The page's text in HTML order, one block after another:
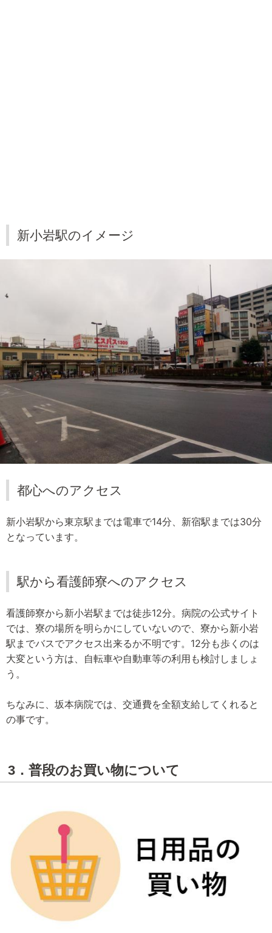
新小岩駅のイメージ
都心へのアクセス
新小岩駅から東京駅までは電車で14分、新宿駅までは30分
となっています。
駅から看護師寮へのアクセス
看護師寮から新小岩駅までは徒歩12分。病院の公式サイト
では、寮の場所を明らかにしていないので、寮から新小岩
駅までバスでアクセス出来るか不明です。12分も歩くのは
大変という方は、自転車や自動車等の利用も検討しましょ
う。
ちなみに、坂本病院では、交通費を全額支給してくれると
の事です。
3．普段のお買い物について